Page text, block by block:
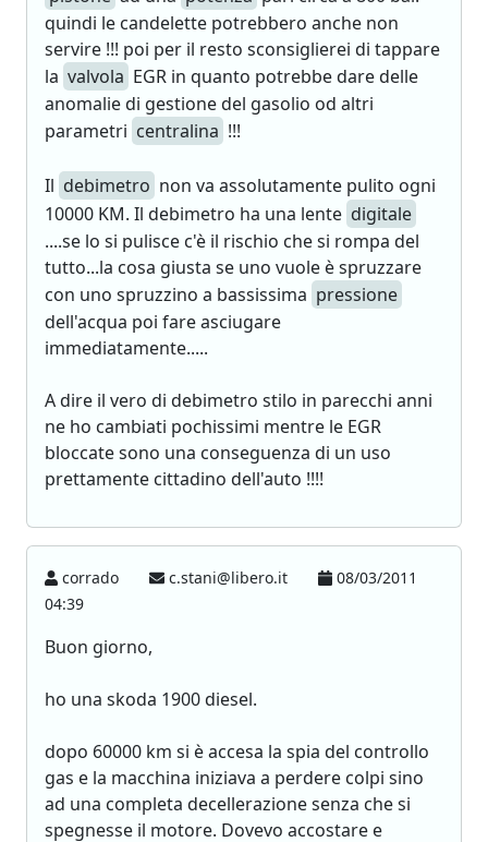
quindi le candelette potrebbero anche non
servire !!! poi per il resto sconsiglierei di tappare
la valvola EGR in quanto potrebbe dare delle
anomalie di gestione del gasolio od altri
parametri centralina !!!
Il debimetro non va assolutamente pulito ogni
10000 KM. Il debimetro ha una lente digitale
....se lo si pulisce c'è il rischio che si rompa del
tutto...la cosa giusta se uno vuole è spruzzare
con uno spruzzino a bassissima pressione
dell'acqua poi fare asciugare
immediatamente.....
A dire il vero di debimetro stilo in parecchi anni
ne ho cambiati pochissimi mentre le EGR
bloccate sono una conseguenza di un uso
prettamente cittadino dell'auto !!!!
corrado c.stani@libero.it
08/03/2011
04:39
Buon giorno,
ho una skoda 1900 diesel.
dopo 60000 km si è accesa la spia del controllo
gas e la macchina iniziava a perdere colpi sino
ad una completa decellerazione senza che si
spegnesse il motore. Dovevo accostare e